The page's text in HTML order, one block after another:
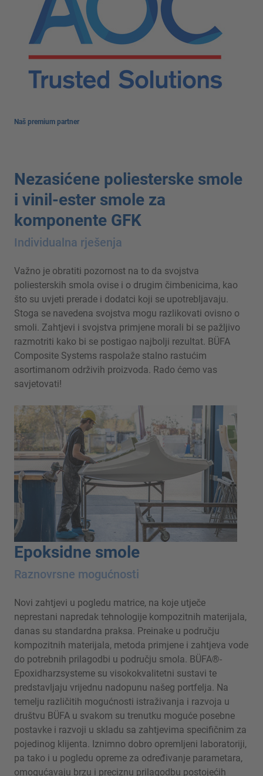
Naš premium partner
Nezasićene poliesterske smole
i vinil-ester smole za
komponente GFK
Individualna rješenja
Važno je obratiti pozornost na to da svojstva
poliesterskih smola ovise i o drugim čimbenicima, kao
što su uvjeti prerade i dodatci koji se upotrebljavaju.
Stoga se navedena svojstva mogu razlikovati ovisno o
smoli. Zahtjevi i svojstva primjene morali bi se pažljivo
razmotriti kako bi se postigao najbolji rezultat. BÜFA
Composite Systems raspolaže stalno rastućim
asortimanom održivih proizvoda. Rado ćemo vas
savjetovati!
Epoksidne smole
Raznovrsne mogućnosti
Novi zahtjevi u pogledu matrice, na koje utječe
neprestani napredak tehnologije kompozitnih materijala,
danas su standardna praksa. Preinake u području
kompozitnih materijala, metoda primjene i zahtjeva vode
do potrebnih prilagodbi u području smola. BÜFA®-
Epoxidharzsysteme su visokokvalitetni sustavi te
predstavljaju vrijednu nadopunu našeg portfelja. Na
temelju različitih mogućnosti istraživanja i razvoja u
društvu BÜFA u svakom su trenutku moguće posebne
postavke i razvoji u skladu sa zahtjevima specifičnim za
pojedinog klijenta. Iznimno dobro opremljeni laboratoriji,
pa tako i u pogledu opreme za određivanje parametara,
omogućavaju brzu i preciznu prilagodbu postojećih